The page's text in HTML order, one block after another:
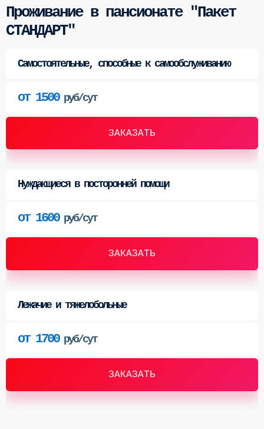
Проживание в пансионате "Пакет
СТАНДАРТ"
Самостоятельные, способные к самообслуживанию
ЗАКАЗАТЬ
от 1500руб/сут
Нуждающиеся в посторонней помощи
ЗАКАЗАТЬ
от 1600руб/сут
Лежачие и тяжелобольные
ЗАКАЗАТЬ
от 1700руб/сут